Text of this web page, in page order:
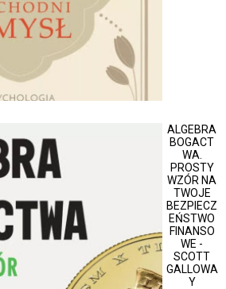
ALGEBRA
BOGACT
WA.
PROSTY
WZÓR NA
TWOJE
BEZPIECZ
EŃSTWO
FINANSO
WE -
SCOTT
GALLOWA
Y